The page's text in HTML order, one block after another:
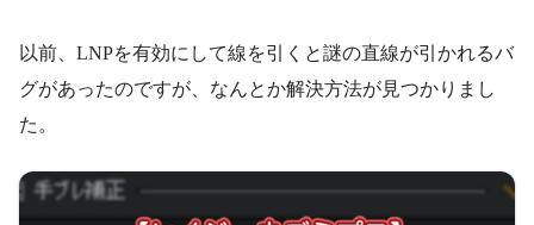
以前、LNPを有効にして線を引くと謎の直線が引かれるバ
グがあったのですが、なんとか解決方法が見つかりまし
た。